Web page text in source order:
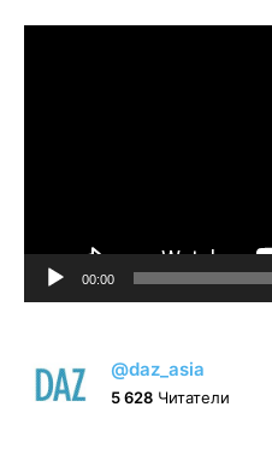
00:00
@daz_asia
5 628 Читатели